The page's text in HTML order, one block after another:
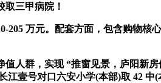
三甲病院！
万元。配套方面，包含购物核
群，实现 “推窗见景，庐阳新房
江壹号对口六安小学(本部)取 42